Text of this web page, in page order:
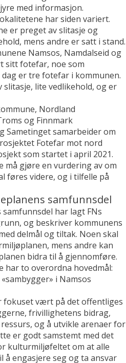
med informasjon.
har siden variert.
er preget av slitasje og
mens andre er satt i stand.
Namsos, Namdalseid og
sitt fotefar, noe som
er tre fotefar i kommunen.
lite vedlikehold, og er
Nordland
og Finnmark
Sametinget samarbeider om
Fotefar mot nord
som startet i april 2021.
må gjøre en vurdering av om
føres videre, og i tilfelle på
samfunnsdel
har lagt FNs
og beskriver kommunens
delmål og tiltak. Noen skal
mens andre kan
bidra til å gjennomføre.
har to overordna hovedmål:
i Namsos
fokuset vært på det offentliges
frivillighetens bidrag,
og å utvikle arenaer for
er godt samstemt med det
kulturmiljøfeltet om at alle
å engasjere seg og ta ansvar